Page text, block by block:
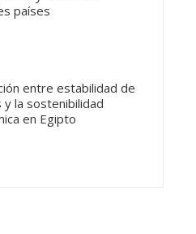
países
entre estabilidad de
y la sostenibilidad
en Egipto